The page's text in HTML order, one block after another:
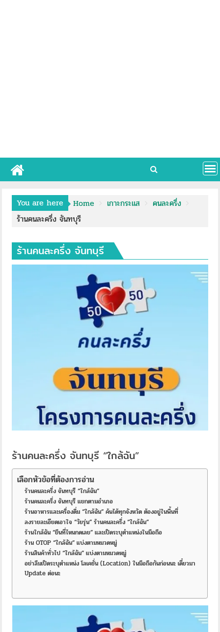
You are here Home เกาะกระแส
คนละครึ่ง
ร้านคนละครึ่ง จันทบุรี
ร้านคนละครึ่ง จันทบุรี
ร้านคนละครึ่ง จันทบุรี “ใกล้ฉัน”
เลือกหัวข้อที่ต้องการอ่าน
ร้านคนละครึ่ง จันทบุรี “ใกล้ฉัน”
ร้านคนละครึ่ง จันทบุรี แยกตามอำเภอ
ร้านอาหารและเครื่องดื่ม “ใกล้ฉัน” ค้นได้ทุกจังหวัด ต้องอยู่ในพื้นที่
ลงรายละเอียดเอาใจ “วัยรุ่น” ร้านคนละครึ่ง “ใกล้ฉัน”
ร้านใกล้ฉัน “ยืนที่ไหนกดเลย” และเปิดระบุตำแหน่งในมือถือ
ร้าน OTOP “ใกล้ฉัน” แบ่งตามหมวดหมู่
ร้านสินค้าทั่วไป “ใกล้ฉัน” แบ่งตามหมวดหมู่
อย่าลืมเปิดระบุตำแหน่ง โลเคชั่น (Location) ในมือถือกันก่อนนะ เดี๋ยวมา
Update ต่อนะ